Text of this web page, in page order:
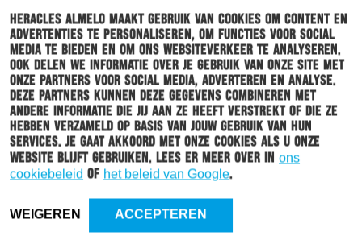
Heracles Almelo maakt gebruik van cookies om content en
advertenties te personaliseren, om functies voor social
media te bieden en om ons websiteverkeer te analyseren.
Ook delen we informatie over je gebruik van onze site met
onze partners voor social media, adverteren en analyse.
Deze partners kunnen deze gegevens combineren met
andere informatie die jij aan ze heeft verstrekt of die ze
hebben verzameld op basis van jouw gebruik van hun
services. Je gaat akkoord met onze cookies als u onze
website blijft gebruiken. Lees er meer over in ons
cookiebeleid of het beleid van Google.
WEIGEREN ACCEPTEREN
ESPORTS 02-03-2020
MAAK KANS OP TICKET EDIVISIE TOURNAMENT